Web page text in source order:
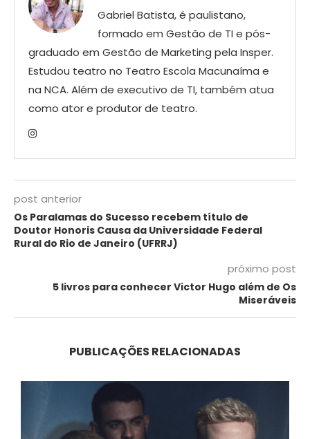
Gabriel Batista, é paulistano,
formado em Gestão de TI e pós-
graduado em Gestão de Marketing pela Insper.
Estudou teatro no Teatro Escola Macunaíma e
na NCA. Além de executivo de TI, também atua
como ator e produtor de teatro.
post anterior
Os Paralamas do Sucesso recebem título de
Doutor Honoris Causa da Universidade Federal
Rural do Rio de Janeiro (UFRRJ)
próximo post
5 livros para conhecer Victor Hugo além de Os
Miseráveis
PUBLICAÇÕES RELACIONADAS